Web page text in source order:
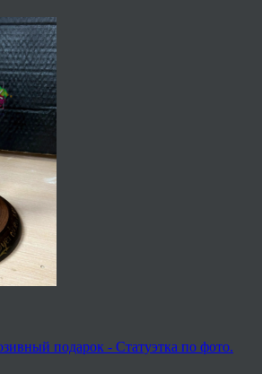
подарок - Статуэтка по фото.